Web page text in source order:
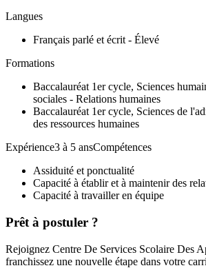
Langues
Français parlé et écrit - Élevé
Formations
Baccalauréat 1er cycle, Sciences
sociales - Relations humaines
Baccalauréat 1er cycle, Sciences de
des ressources humaines
Expérience3 à 5 ansCompétences
Assiduité et ponctualité
Capacité à établir et à maintenir des
Capacité à travailler en équipe
Prêt à postuler ?
Rejoignez Centre De Services Scolaire Des
franchissez une nouvelle étape dans votre